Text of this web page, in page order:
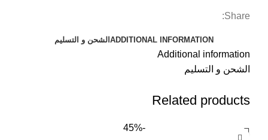
Share:
ADDITIONAL INFORMATION الشحن و التسليم
Additional information
الشحن و التسليم
Related products
-45%